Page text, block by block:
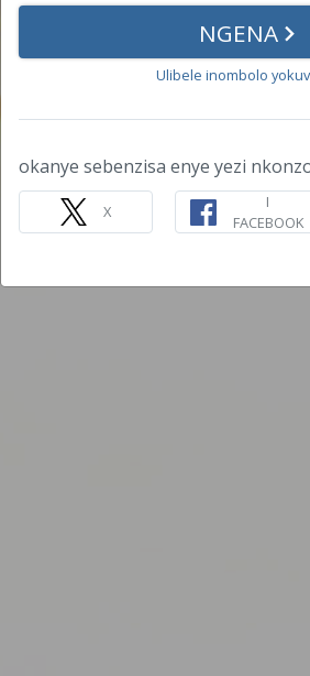
NGENA
Ulibele inombolo
okanye sebenzisa enye yezi
X
I
FACEBOOK